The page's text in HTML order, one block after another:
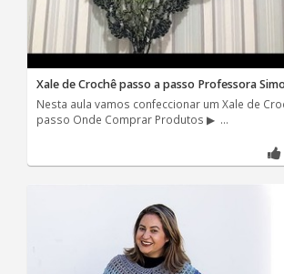
Xale de Crochê passo a passo Professora
Nesta aula vamos confeccionar um Xale de
passo Onde Comprar Produtos ▶ ...